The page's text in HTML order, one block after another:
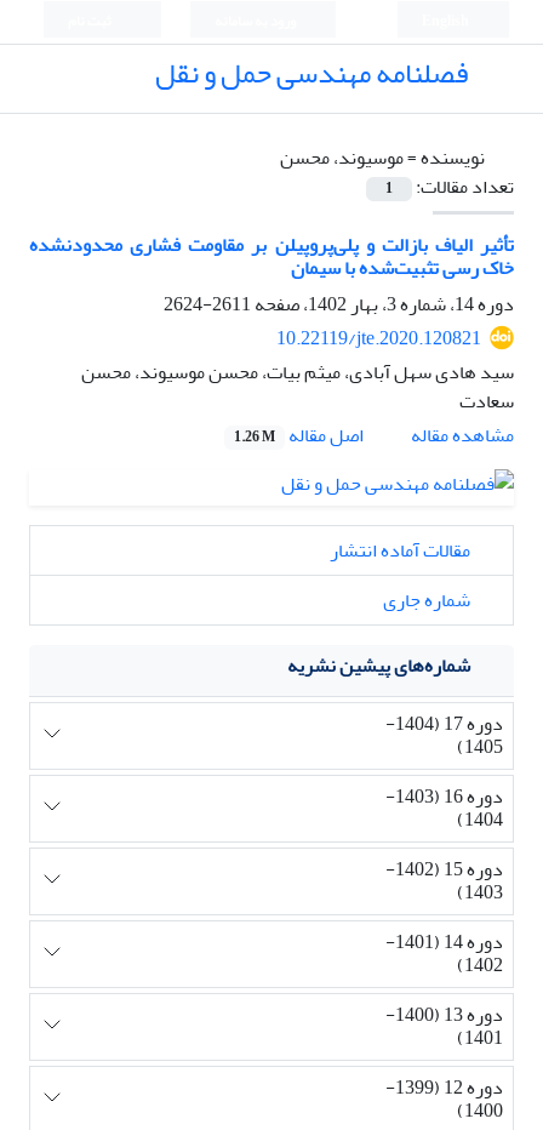
فصلنامه مهندسی حمل و نقل
نویسنده =موسیوند، محسن
تعداد مقالات:
1
تأثیر الیاف بازالت و پلی‌پروپیلن بر مقاومت فشاری محدودنشده
خاک رسی تثبیت‌شده با سیمان
دوره 14، شماره 3، بهار 1402، صفحه
2611-2624
10.22119/jte.2020.120821
سید هادی سهل آبادی، میثم بیات، محسن موسیوند، محسن
سعادت
مشاهده مقاله
اصل مقاله 1.26 M
مقالات آماده انتشار
شماره جاری
شماره‌های پیشین نشریه
دوره 17 (1404-
1405)
دوره 16 (1403-
1404)
دوره 15 (1402-
1403)
دوره 14 (1401-
1402)
دوره 13 (1400-
1401)
دوره 12 (1399-
1400)